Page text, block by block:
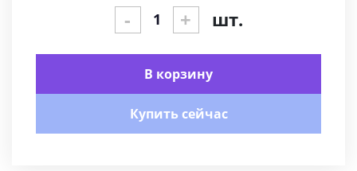
- + шт.
В корзину
Купить сейчас